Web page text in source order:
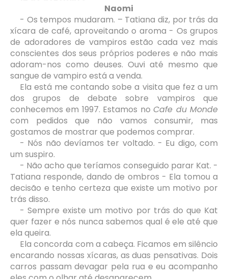
Naomi
- Os tempos mudaram. – Tatiana diz, por trás da
xícara de café, aproveitando o aroma - Os grupos
de adoradores de vampiros estão cada vez mais
conscientes dos seus próprios poderes e não mais
adoram-nos como deuses. Ouvi até mesmo que
sangue de vampiro está a venda.
Ela está me contando sobe a visita que fez a um
dos grupos de debate sobre vampiros que
conhecemos em 1997. Estamos noCafe du Monde
com pedidos que não vamos consumir, mas
gostamos de mostrar que podemos comprar.
- Nós não devíamos ter voltado. - Eu digo, com
um suspiro.
- Não acho que teríamos conseguido parar Kat. -
Tatiana responde, dando de ombros - Ela tomou a
decisão e tenho certeza que existe um motivo por
trás disso.
- Sempre existe um motivo por trás do que Kat
quer fazer e nós nunca sabemos qual é ele até que
ela queira.
Ela concorda com a cabeça. Ficamos em silêncio
encarando nossas xícaras, as duas pensativas. Dois
carros passam devagar pela rua e eu acompanho